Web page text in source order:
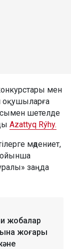
мен
оқушыларға
шетелде
Azattyq Rýhy.
мәдениет,
бойынша
заңда
жобалар
жоғары